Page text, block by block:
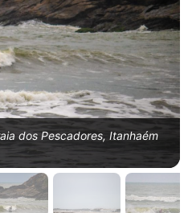
dos Pescadores, Itanhaém